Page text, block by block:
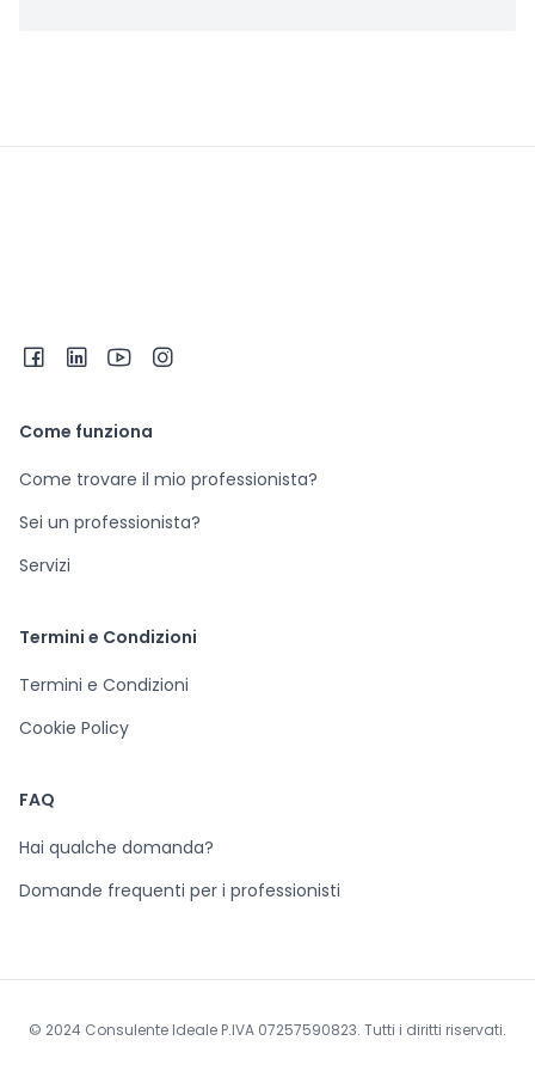
Come funziona
Come trovare il mio professionista?
Sei un professionista?
Servizi
Termini e Condizioni
Termini e Condizioni
Cookie Policy
FAQ
Hai qualche domanda?
Domande frequenti per i professionisti
© 2024 Consulente Ideale P.IVA 07257590823. Tutti i diritti riservati.